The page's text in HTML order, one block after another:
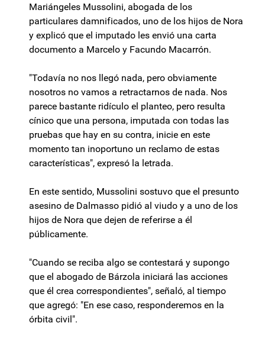
Mariángeles Mussolini, abogada de los
particulares damnificados, uno de los hijos de Nora
y explicó que el imputado les envió una carta
documento a Marcelo y Facundo Macarrón.
"Todavía no nos llegó nada, pero obviamente
nosotros no vamos a retractarnos de nada. Nos
parece bastante ridículo el planteo, pero resulta
cínico que una persona, imputada con todas las
pruebas que hay en su contra, inicie en este
momento tan inoportuno un reclamo de estas
características", expresó la letrada.
En este sentido, Mussolini sostuvo que el presunto
asesino de Dalmasso pidió al viudo y a uno de los
hijos de Nora que dejen de referirse a él
públicamente.
"Cuando se reciba algo se contestará y supongo
que el abogado de Bárzola iniciará las acciones
que él crea correspondientes", señaló, al tiempo
que agregó: "En ese caso, responderemos en la
órbita civil".